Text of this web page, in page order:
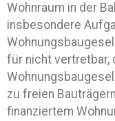
Wohnraum in der
insbesondere
für nicht
zu freien
finanziertem